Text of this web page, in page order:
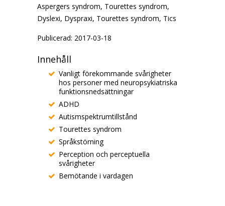
Aspergers syndrom, Tourettes syndrom,
Dyslexi, Dyspraxi, Tourettes syndrom, Tics
Publicerad: 2017-03-18
Innehåll
Vanligt förekommande svårigheter
hos personer med neuropsykiatriska
funktionsnedsättningar
ADHD
Autismspektrumtillstånd
Tourettes syndrom
Språkstörning
Perception och perceptuella
svårigheter
Bemötande i vardagen